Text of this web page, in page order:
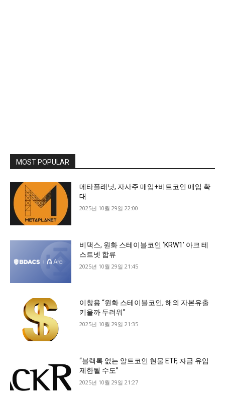
MOST POPULAR
메타플래닛, 자사주 매입+비트코인 매입 확
대
2025년 10월 29일 22:00
비댁스, 원화 스테이블코인 ‘KRW1’ 아크 테
스트넷 합류
2025년 10월 29일 21:45
이창용 “원화 스테이블코인, 해외 자본유출
키울까 두려워”
2025년 10월 29일 21:35
“블랙록 없는 알트코인 현물 ETF, 자금 유입
제한될 수도”
2025년 10월 29일 21:27